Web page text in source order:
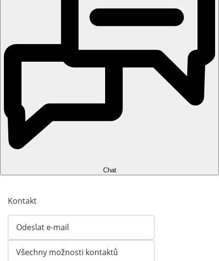
Chat
Kontakt
Odeslat e-mail
Otevírá e-mailového klienta
Všechny možnosti kontaktů